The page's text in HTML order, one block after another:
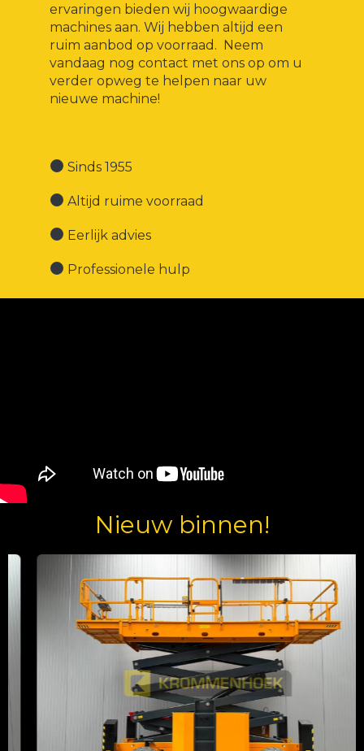
ervaringen bieden wij hoogwaardige
machines aan. Wij hebben altijd een
ruim aanbod op voorraad. Neem
vandaag nog contact met ons op om u
verder opweg te helpen naar uw
nieuwe machine!
Sinds 1955
Altijd ruime voorraad
Eerlijk advies
Professionele hulp
Nieuw binnen!